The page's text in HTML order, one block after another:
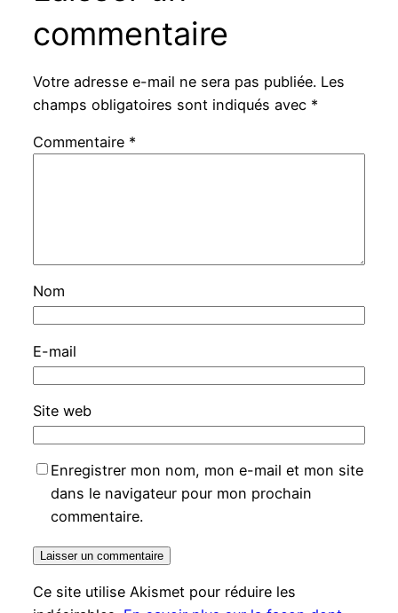
commentaire
Votre adresse e-mail ne sera pas publiée. Les
champs obligatoires sont indiqués avec *
Commentaire *
Nom
E-mail
Site web
Enregistrer mon nom, mon e-mail et mon site
dans le navigateur pour mon prochain
commentaire.
Ce site utilise Akismet pour réduire les